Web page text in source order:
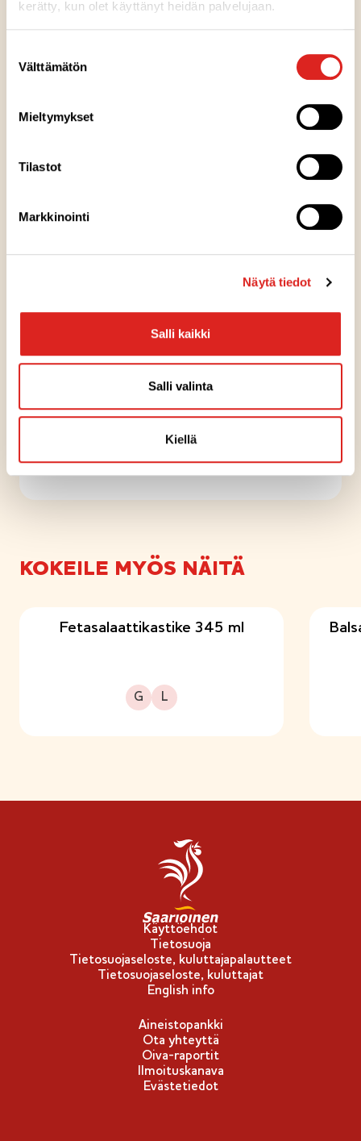
kerätty, kun olet käyttänyt heidän palvelujaan.
valinta
Välttämätön
Mieltymykset
Tilastot
Markkinointi
Näytä tiedot
Salli kaikki
Salli valinta
Kiellä
Ainesosat
Ravintosisältö
Helppo vihersalaatti
KOKEILE MYÖS NÄITÄ
Fetasalaattikastike 345 ml
G
Gluteeniton L
Laktoositon
Käyttöehdot
Tietosuoja
Tietosuojaseloste, kuluttajapalautteet
Tietosuojaseloste, kuluttajat
English info
Aineistopankki
Ota yhteyttä
Oiva-raportit
Ilmoituskanava
Evästetiedot